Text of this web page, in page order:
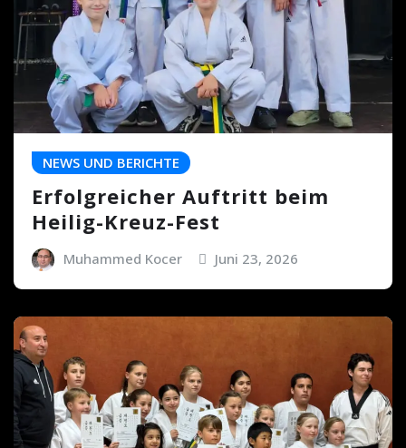
NEWS UND BERICHTE
Erfolgreicher Auftritt beim
Heilig-Kreuz-Fest
Muhammed Kocer Juni 23, 2026